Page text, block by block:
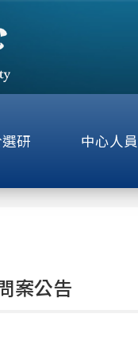
研 中心人員
案公告